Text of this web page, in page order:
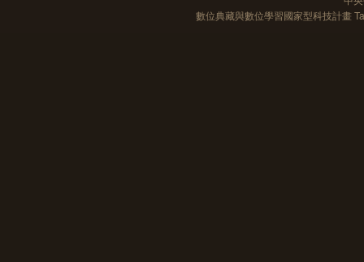
數位典藏與數位學習國家型科技計畫